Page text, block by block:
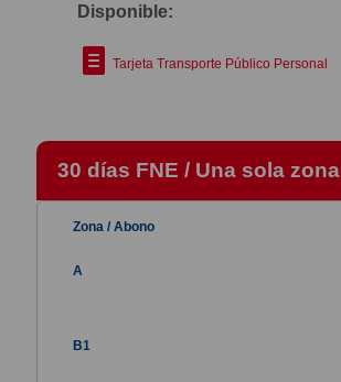
Disponible:
Tarjeta Transporte Público Personal
30 días FNE / Una sola zona